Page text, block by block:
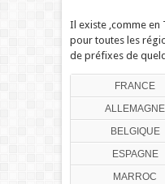
Il existe ,comme en
pour toutes les
de préfixes de
FRANCE
ALLEMAGNE
BELGIQUE
ESPAGNE
MARROC